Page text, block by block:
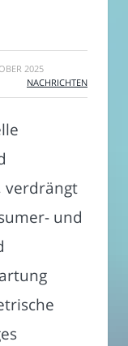
2025
NACHRICHTEN
verdrängt
und